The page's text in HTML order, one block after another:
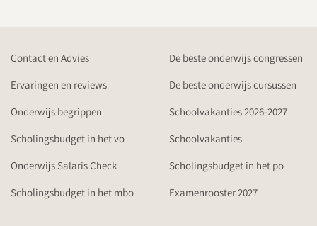
Contact en Advies
De beste onderwijs congressen
Ervaringen en reviews
De beste onderwijs cursussen
Onderwijs begrippen
Schoolvakanties 2026-2027
Scholingsbudget in het vo
Schoolvakanties
Onderwijs Salaris Check
Scholingsbudget in het po
Scholingsbudget in het mbo
Examenrooster 2027